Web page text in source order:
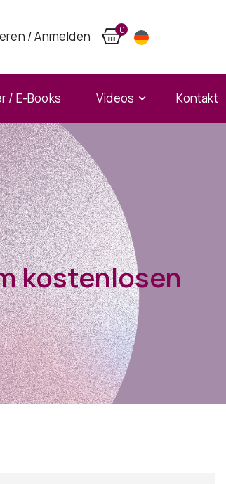
/ Anmelden 0
/ E-Books Videos Kontakt
kostenlosen